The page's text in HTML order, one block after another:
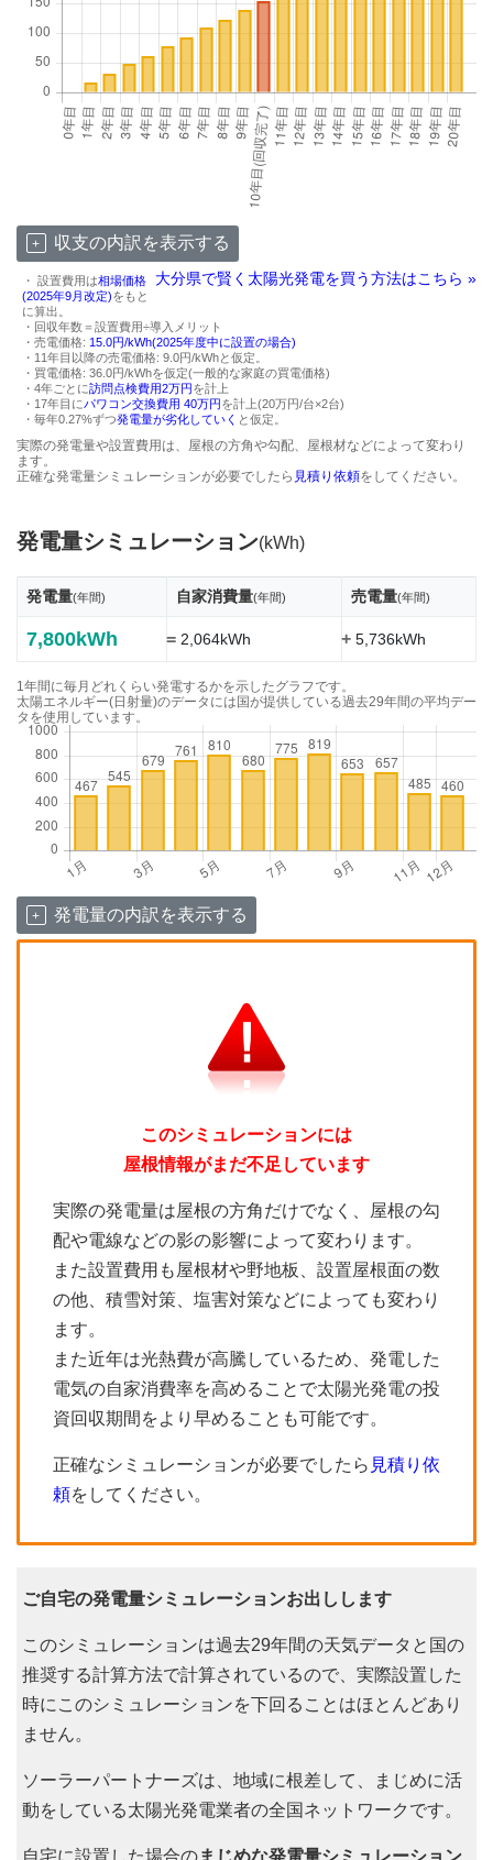
収支の内訳を表示する
大分県で賢く太陽光発電を買う方法はこちら »
・ 設置費用は相場価格
(2025年9月改定)をもと
に算出。
・回収年数＝設置費用÷導入メリット
・売電価格: 15.0円/kWh(2025年度中に設置の場合)
・11年目以降の売電価格: 9.0円/kWhと仮定。
・買電価格: 36.0円/kWhを仮定(一般的な家庭の買電価格)
・4年ごとに訪問点検費用2万円を計上
・17年目にパワコン交換費用 40万円を計上(20万円/台×2台)
・毎年0.27%ずつ発電量が劣化していく と仮定。
実際の発電量や設置費用は、屋根の方角や勾配、屋根材などによって変わり
ます。
正確な発電量シミュレーションが必要でしたら 見積り依頼をしてください。
発電量シミュレーション(kWh)
発電量(年間) 自家消費量(年間) 売電量(年間)
7,800kWh =2,064kWh +5,736kWh
1年間に毎月どれくらい発電するかを示したグラフです。
太陽エネルギー(日射量)のデータには国が提供している過去29年間の平均デー
タを使用しています。
発電量の内訳を表示する
このシミュレーションには
屋根情報がまだ不足しています
実際の発電量は屋根の方角だけでなく、屋根の勾
配や電線などの影の影響によって変わります。
また設置費用も屋根材や野地板、設置屋根面の数
の他、積雪対策、塩害対策などによっても変わり
ます。
また近年は光熱費が高騰しているため、発電した
電気の自家消費率を高めることで太陽光発電の投
資回収期間をより早めることも可能です。
正確なシミュレーションが必要でしたら 見積り依
頼をしてください。
ご自宅の発電量シミュレーションお出しします
このシミュレーションは過去29年間の天気データと国の
推奨する計算方法で計算されているので、実際設置した
時にこのシミュレーションを下回ることはほとんどあり
ません。
ソーラーパートナーズは、地域に根差して、まじめに活
動をしている太陽光発電業者の全国ネットワークです。
自宅に設置した場合のまじめな発電量シミュレーション